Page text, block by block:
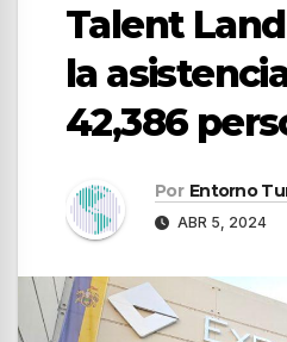
Talent
la
42,386
Por Entorno
ABR 5, 2024